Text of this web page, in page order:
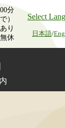
分
）
り
休
Select
日本語/